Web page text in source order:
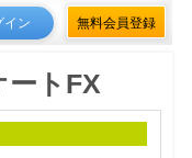
イン 無料会員登録
ートFX